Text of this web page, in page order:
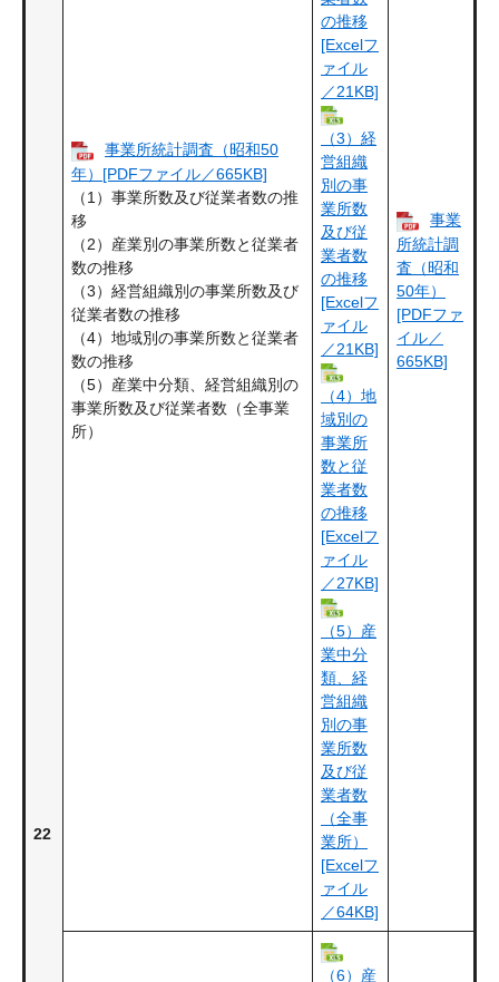
22
事業所統計調査（昭和50
年）[PDFファイル／665KB]
（1）事業所数及び従業者数の推
移
（2）産業別の事業所数と従業者
数の推移
（3）経営組織別の事業所数及び
従業者数の推移
（4）地域別の事業所数と従業者
数の推移
（5）産業中分類、経営組織別の
事業所数及び従業者数（全事業
所）
の推移
[Excelフ
ァイル
／21KB]
（3）経
営組織
別の事
業所数
及び従
業者数
の推移
[Excelフ
ァイル
／21KB]
（4）地
域別の
事業所
数と従
業者数
の推移
[Excelフ
ァイル
／27KB]
（5）産
業中分
類、経
営組織
別の事
業所数
及び従
業者数
（全事
業所）
[Excelフ
ァイル
／64KB]
事業
所統計調
査（昭和
50年）
[PDFファ
イル／
665KB]
（6）産